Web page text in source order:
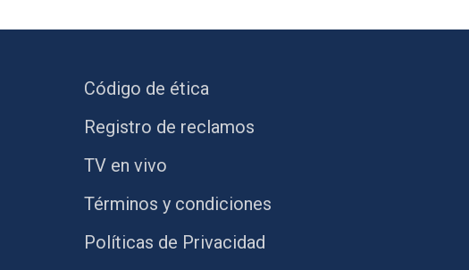
Código de ética
Registro de reclamos
TV en vivo
Términos y condiciones
Políticas de Privacidad